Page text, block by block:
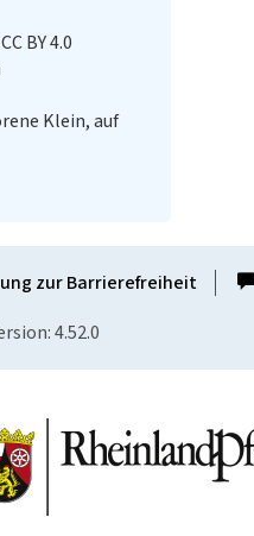
BY 4.0
Klein, auf
zur Barrierefreiheit
4.52.0